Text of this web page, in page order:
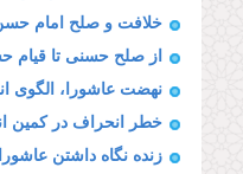
خلافت و صلح امام
از صلح حسنى تا قیام
نهضت عاشورا، الگوى
خطر انحراف در كمین
زنده نگاه داشتن عاشورا